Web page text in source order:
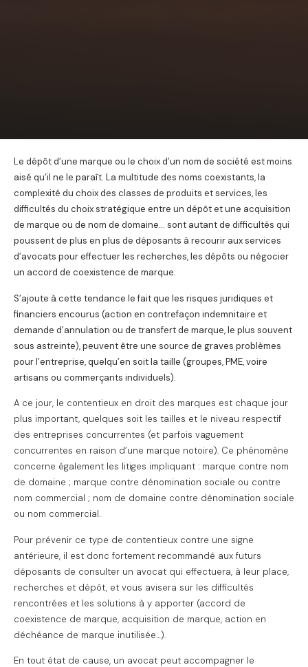
Le dépôt d’une marque ou le choix d’un nom de société est moins
aisé qu’il ne le paraît. La multitude des noms coexistants, la
complexité du choix des classes de produits et services, les
difficultés du choix stratégique entre un dépôt et une acquisition
de marque ou de nom de domaine… sont autant de difficultés qui
poussent de plus en plus de déposants à recourir aux services
d’avocats pour effectuer les recherches, les dépôts ou négocier
un accord de coexistence de marque.
S’ajoute à cette tendance le fait que les risques juridiques et
financiers encourus (action en contrefaçon indemnitaire et
demande d’annulation ou de transfert de marque, le plus souvent
sous astreinte), peuvent être une source de graves problèmes
pour l’entreprise, quelqu’en soit la taille (groupes, PME, voire
artisans ou commerçants individuels).
A ce jour, le contentieux en droit des marques est chaque jour
plus important, quelques soit les tailles et le niveau respectif
des entreprises concurrentes (et parfois vaguement
concurrentes en raison d’une marque notoire). Ce phénomène
concerne également les litiges impliquant : marque contre nom
de domaine ; marque contre dénomination sociale ou contre
nom commercial ; nom de domaine contre dénomination sociale
ou nom commercial.
Pour prévenir ce type de contentieux contre une signe
antérieure, il est donc fortement recommandé aux futurs
déposants de consulter un avocat qui effectuera, à leur place,
recherches et dépôt, et vous avisera sur les difficultés
rencontrées et les solutions à y apporter (accord de
coexistence de marque, acquisition de marque, action en
déchéance de marque inutilisée…).
En tout état de cause, un avocat peut accompagner le